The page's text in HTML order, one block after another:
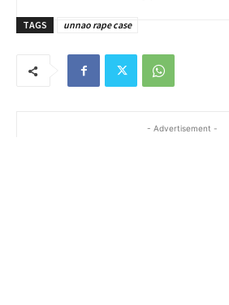
TAGS unnao rape case
- Advertisement -